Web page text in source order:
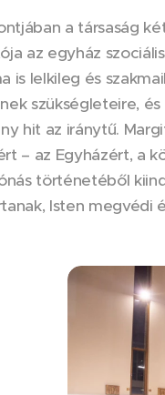
a társaság
az egyház
is lelkileg és
szükségleteire,
hit az iránytű.
– az Egyházért, a
történetéből
Isten megvédi